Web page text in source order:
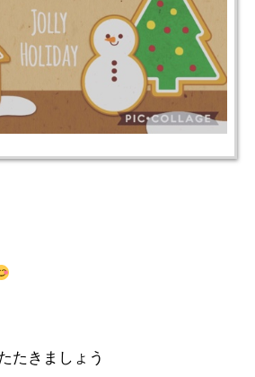
きましょう